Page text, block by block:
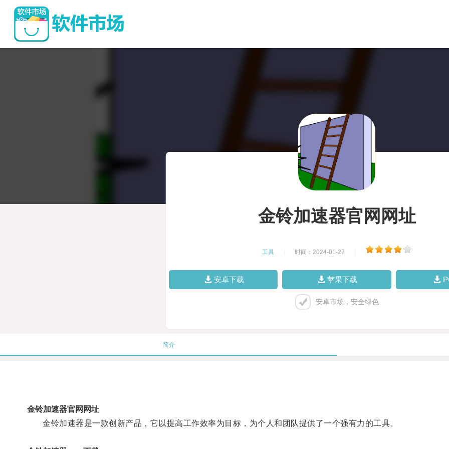
金铃加速器官网网址
工具 时间：2024-01-27
安卓下载 苹果下载
安卓市场，安全绿色
简介
金铃加速器官网网址
金铃加速器是一款创新产品，它以提高工作效率为目标，为个人和团队提供了一个强有力的工具。